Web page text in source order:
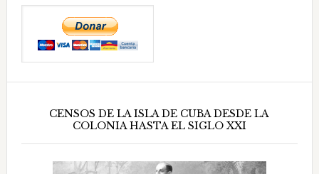
CENSOS DE LA ISLA DE CUBA DESDE LA
COLONIA HASTA EL SIGLO XXI